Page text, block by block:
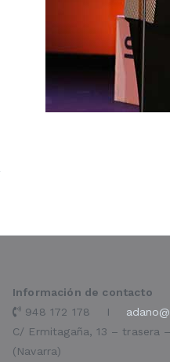
Información de contacto
948 172 178 I
C/ Ermitagaña, 13 – trasera
(Navarra)